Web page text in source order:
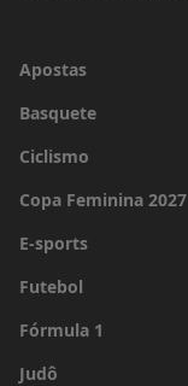
Apostas
Basquete
Ciclismo
Copa Feminina 2027
E-sports
Futebol
Fórmula 1
Judô